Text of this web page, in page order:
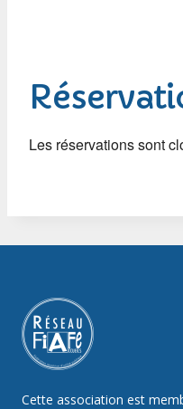
Les réservations sont
Cette association est